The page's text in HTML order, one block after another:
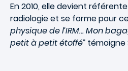
En 2010, elle devient
radiologie et se forme pour
physique de l’IRM… Mon
petit à petit étoffé” témoigne